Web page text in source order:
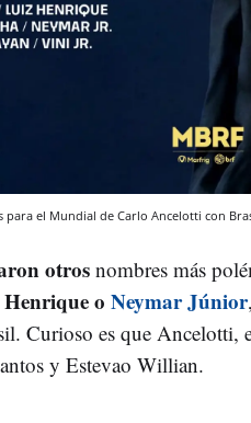
para el Mundial de Carlo Ancelotti con
otros nombres más
o Neymar Júnior
Curioso es que Ancelotti,
y Estevao Willian.